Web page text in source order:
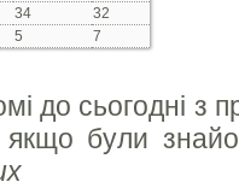
34
32
5 7
до сьогодні з
були